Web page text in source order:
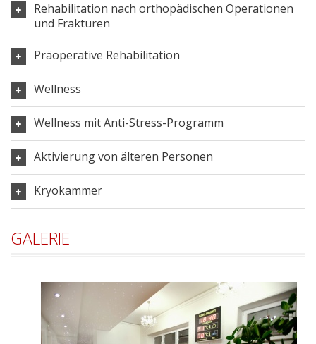
Rehabilitation nach orthopädischen Operationen
und Frakturen
Präoperative Rehabilitation
Wellness
Wellness mit Anti-Stress-Programm
Aktivierung von älteren Personen
Kryokammer
GALERIE